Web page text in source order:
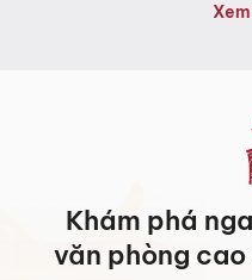
Khám phá
văn phòng